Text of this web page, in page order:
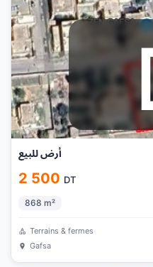
أرض للبيع
2 500 DT
868 m²
Terrains & fermes
Gafsa